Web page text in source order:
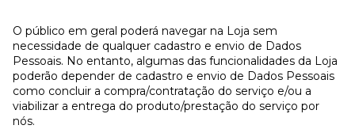
O público em geral poderá navegar na Loja sem
necessidade de qualquer cadastro e envio de Dados
Pessoais. No entanto, algumas das funcionalidades da Loja
poderão depender de cadastro e envio de Dados Pessoais
como concluir a compra/contratação do serviço e/ou a
viabilizar a entrega do produto/prestação do serviço por
nós.